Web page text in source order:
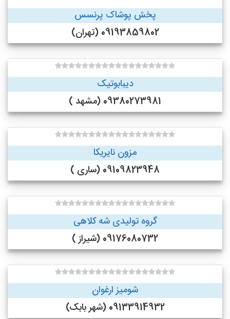
پخش پوشاک پرنسس
09193859802 (تهران)
دیبابوتیک
09380273981 (مشهد )
مزون نایریکا
09109823948 (ساری )
گروه تولیدی شه کلاهی
09176080732 (شیراز )
شومیز ارغوان
09133914932 (شهر بابک)